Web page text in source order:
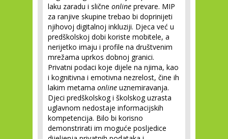
laku zaradu i slične online prevare. MIP
za ranjive skupine trebao bi doprinijeti
njihovoj digitalnoj inkluziji. Djeca već u
predškolskoj dobi koriste mobitele, a
nerijetko imaju i profile na društvenim
mrežama uprkos dobnoj granici.
Privatni podaci koje dijele na njima, kao
i kognitivna i emotivna nezrelost, čine ih
lakim metama online uznemiravanja.
Djeci predškolskog i školskog uzrasta
uglavnom nedostaje informacijskih
kompetencija. Bilo bi korisno
demonstrirati im moguće posljedice